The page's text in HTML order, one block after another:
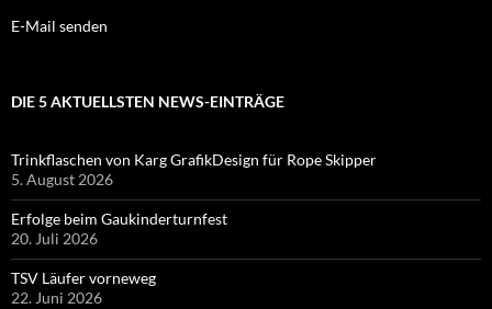
E-Mail senden
DIE 5 AKTUELLSTEN NEWS-EINTRÄGE
Trinkflaschen von Karg GrafikDesign für Rope Skipper
5. August 2026
Erfolge beim Gaukinderturnfest
20. Juli 2026
TSV Läufer vorneweg
22. Juni 2026